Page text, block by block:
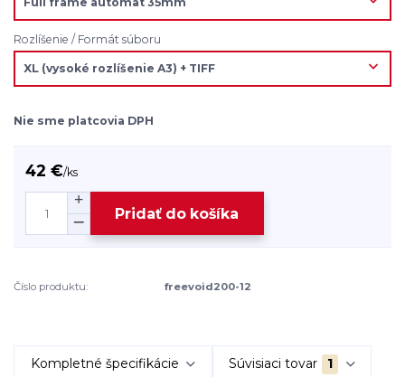
Rozlíšenie / Formát súboru
Nie sme platcovia DPH
42 €/ks
Pridať do košíka
Číslo produktu: freevoid200-12
Kompletné špecifikácie Súvisiaci tovar 1